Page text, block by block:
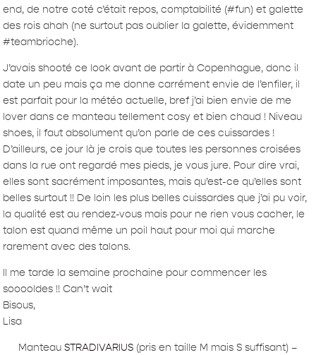
end, de notre coté c’était repos, comptabilité (#fun) et galette
des rois ahah (ne surtout pas oublier la galette, évidemment
#teambrioche).
J’avais shooté ce look avant de partir à Copenhague, donc il
date un peu mais ça me donne carrément envie de l’enfiler, il
est parfait pour la météo actuelle, bref j’ai bien envie de me
lover dans ce manteau tellement cosy et bien chaud ! Niveau
shoes, il faut absolument qu’on parle de ces cuissardes !
D’ailleurs, ce jour là je crois que toutes les personnes croisées
dans la rue ont regardé mes pieds, je vous jure. Pour dire vrai,
elles sont sacrément imposantes, mais qu’est-ce qu’elles sont
belles surtout !! De loin les plus belles cuissardes que j’ai pu voir,
la qualité est au rendez-vous mais pour ne rien vous cacher, le
talon est quand même un poil haut pour moi qui marche
rarement avec des talons.
Il me tarde la semaine prochaine pour commencer les
sooooldes !! Can’t wait
Bisous,
Lisa
Manteau STRADIVARIUS (pris en taille M mais S suffisant) –